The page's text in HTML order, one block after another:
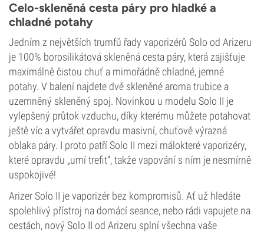
Celo-skleněná cesta páry pro hladké a
chladné potahy
Jedním z největších trumfů řady vaporizérů Solo od Arizeru
je 100% borosilikátová skleněná cesta páry, která zajišťuje
maximálně čistou chuť a mimořádně chladné, jemné
potahy. V balení najdete dvě skleněné aroma trubice a
uzemněný skleněný spoj. Novinkou u modelu Solo II je
vylepšený průtok vzduchu, díky kterému můžete potahovat
ještě víc a vytvářet opravdu masivní, chuťově výrazná
oblaka páry. I proto patří Solo II mezi málokteré vaporizéry,
které opravdu „umí trefit“, takže vapování s ním je nesmírně
uspokojivé!
Arizer Solo II je vaporizér bez kompromisů. Ať už hledáte
spolehlivý přístroj na domácí seance, nebo rádi vapujete na
cestách, nový Solo II od Arizeru splní všechna vaše